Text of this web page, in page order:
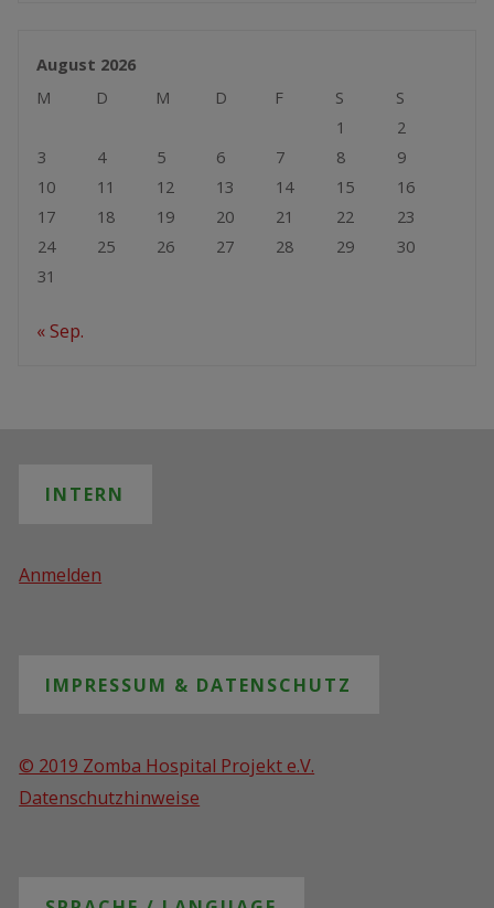
August 2026
M
D M D F S
S
1
2
3
4 5 6 7 8
9
10
11 12 13 14 15
16
17
18 19 20 21 22
23
24
25 26 27 28 29
30
31
« Sep.
INTERN
Anmelden
IMPRESSUM & DATENSCHUTZ
© 2019 Zomba Hospital Projekt e.V.
Datenschutzhinweise